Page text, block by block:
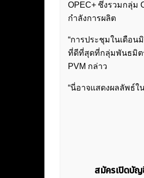
OPEC+ ซึ่งรวมกลุ่ม
กำลังการผลิต
“การประชุมในเดือน
ที่ดีที่สุดที่กลุ่มพันธมิต
PVM กล่าว
“นี่อาจแสดงผลลัพธ์ใ
สมัครเปิดบัญ